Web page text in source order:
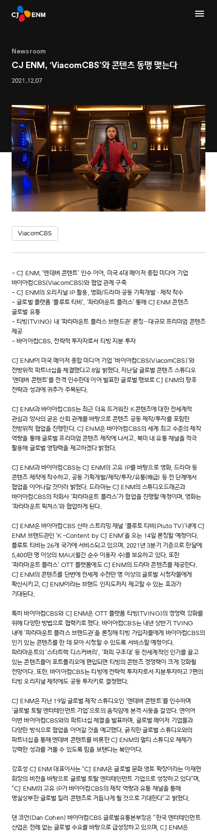
Newsroom
CJ ENM, ‘ViacomCBS’와 콘텐츠 동맹 맺는다
2021.12.07
ViacomCBS
- CJ ENM, ‘엔데버 콘텐트’ 인수 이어, 미국 4대 메이저 종합 미디어 기업
바이아컴CBS(ViacomCBS)와 협업 관계 구축
- CJ ENM의 오리지널 IP 활용, 영화/드라마 공동 기획개발·제작 착수
- 글로벌 플랫폼 ‘플루토 티비’, ‘파라마운트 플러스’ 통해 CJ ENM 콘텐츠
글로벌 유통
- 티빙(TVING) 내 ‘파라마운트 플러스 브랜드관’ 론칭…대규모 프리미엄 콘텐츠
제공
- 바이아컴CBS, 전략적 투자자로서 티빙 지분 투자
CJ ENM이 미국 메이저 종합 미디어 기업 ‘바이아컴CBS(ViacomCBS)’와
전방위적 파트너십을 체결했다고 8일 밝혔다. 지난달 글로벌 콘텐츠 스튜디오
‘엔데버 콘텐트’를 전격 인수한데 이어 발표한 글로벌 행보로 CJ ENM의 향후
전략과 성과에 귀추가 주목된다.
CJ ENM과 바이아컴CBS는 최근 더욱 뜨거워진 K콘텐츠에 대한 전세계적
관심과 양사의 굳은 신뢰 관계를 바탕으로 콘텐츠 공동 제작/투자를 포함한
전방위적 협업을 진행한다. CJ ENM은 바이아컴CBS의 세계 최고 수준의 제작
역량을 통해 글로벌 프리미엄 콘텐츠 제작에 나서고, 북미 내 유통 채널을 적극
활용해 글로벌 영향력을 제고하겠다 밝혔다.
CJ ENM과 바이아컴CBS는 CJ ENM의 고유 IP를 바탕으로 영화, 드라마 등
콘텐츠 제작에 착수하고, 공동 기획개발/제작/투자/유통(배급) 등 전 단계에서
협업을 이어나갈 것이라 밝혔다. 드라마는 CJ ENM의 스튜디오드래곤과
바이아컴CBS의 자회사 ‘파라마운트 플러스’가 협업을 진행할 예정이며, 영화는
‘파라마운트 픽처스’와 협업하게 된다.
CJ ENM은 바이아컴CBS 산하 스트리밍 채널 ‘플루토 티비(Pluto TV)’내에 CJ
ENM 브랜드관인 ‘K-Content by CJ ENM’을 오는 14일 론칭할 예정이다.
플루토 티비는 26개 국가에 서비스되고 있으며, 2021년 3분기 기준으로 한달에
5,400만 명 이상의 MAU(월간 순수 이용자 수)를 보유하고 있다. 또한
‘파라마운트 플러스’ OTT 플랫폼에도 CJ ENM의 드라마 콘텐츠를 제공한다.
CJ ENM의 콘텐츠를 단번에 전세계 수천만 명 이상의 글로벌 시청자들에게
확산시키고, CJ ENM이라는 브랜드 인지도까지 제고할 수 있는 효과가
기대된다.
특히 바이아컴CBS와 CJ ENM은 OTT 플랫폼 티빙(TVING)의 경쟁력 강화를
위해 다양한 방법으로 협력키로 했다. 바이아컴CBS는 내년 상반기 TVING
내에 ‘파라마운트 플러스 브랜드관’을 론칭해 티빙 가입자들에게 바이아컴CBS의
인기 있는 콘텐츠를 한 데 모아 시청할 수 있도록 서비스할 예정이다.
파라마운트의 ‘스타트렉 디스커버리’, ‘퍼피 구조대’ 등 전세계적인 인기를 끌고
있는 콘텐츠들이 포트폴리오에 편입되면 티빙의 콘텐츠 경쟁력이 크게 강화될
전망이다. 또한, 바이아컴CBS는 티빙에 전략적 투자자로서 지분투자하고 7편의
티빙 오리지널 제작에도 공동 투자키로 결정했다.
CJ ENM은 지난 19일 글로벌 제작 스튜디오인 ‘엔데버 콘텐트’를 인수하며
‘글로벌 토탈 엔터테인먼트 기업’으로의 움직임에 본격 시동을 걸었다. 연이어
이번 바이아컴CBS와의 파트너십 체결을 발표하며, 글로벌 메이저 기업들과
다양한 방식으로 협업을 이어갈 것을 예고했다. 굵직한 글로벌 스튜디오와의
파트너십을 통해 엔데버 콘텐트를 비롯한 CJ ENM의 멀티 스튜디오 체제가
강력한 성과를 거둘 수 있도록 힘을 보탠다는 복안이다.
강호성 CJ ENM 대표이사는 “CJ ENM은 글로벌 문화 영토 확장이라는 이재현
회장의 비전을 바탕으로 글로벌 토탈 엔터테인먼트 기업으로 성장하고 있다”며,
“CJ ENM의 고유 IP가 바이아컴CBS의 제작 역량과 유통 채널을 통해
명실상부한 글로벌 킬러 콘텐츠로 거듭나게 될 것으로 기대한다”고 밝혔다.
댄 코언(Dan Cohen) 바이아컴CBS 글로벌유통본부장은 “한국 엔터테인먼트
산업은 전례 없는 글로벌 수요를 바탕으로 급성장하고 있으며, CJ ENM은